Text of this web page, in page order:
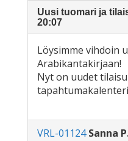
Uusi tuomari ja
20:07
Löysimme vihdoin
Arabikantakirjaan!
Nyt on uudet
VRL-01124 Sanna